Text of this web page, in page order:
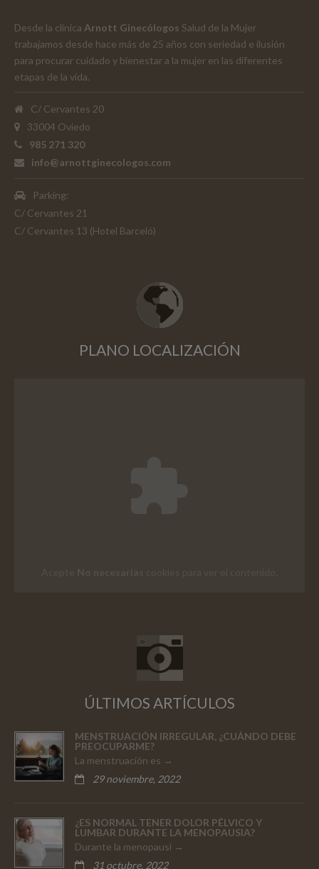
Desde la clínica Arnott Ginecólogos Salud de la Mujer
trabajamos desde hace más de 25 años con seriedad e ilusión
para procurar cuidado y bienestar a la mujer en las diferentes
etapas de la vida.
C/ Cervantes 20
33004 Oviedo
985 271 320
info@arnottginecologos.com
Parking:
C/ Cervantes 21
C/ Cervantes 13 (Hotel Barceló)
PLANO LOCALIZACIÓN
ÚLTIMOS ARTÍCULOS
MENSTRUACIÓN IRREGULAR, ¿CUÁNDO DEBE
PREOCUPARME?
La menstruación es
29 noviembre, 2022
¿ES NORMAL TENER DOLOR PÉLVICO Y
LUMBAR DURANTE LA MENOPAUSIA?
Durante la menopausi
31 octubre, 2022